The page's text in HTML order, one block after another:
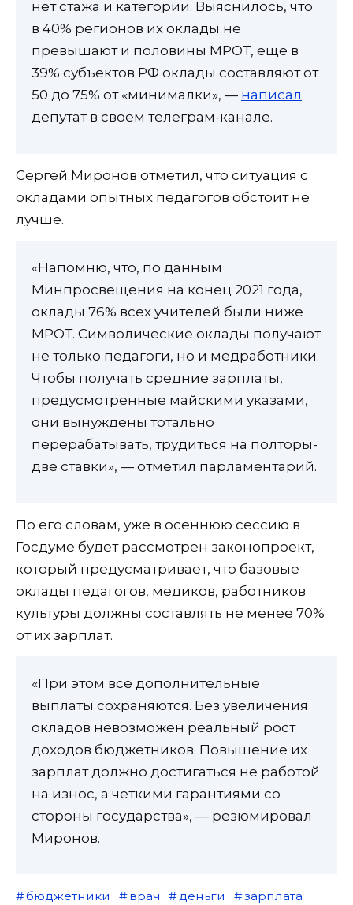
нет стажа и категории. Выяснилось, что
в 40% регионов их оклады не
превышают и половины МРОТ, еще в
39% субъектов РФ оклады составляют от
50 до 75% от «минималки», — написал
депутат в своем телеграм-канале.
Сергей Миронов отметил, что ситуация с
окладами опытных педагогов обстоит не
лучше.
«Напомню, что, по данным
Минпросвещения на конец 2021 года,
оклады 76% всех учителей были ниже
МРОТ. Символические оклады получают
не только педагоги, но и медработники.
Чтобы получать средние зарплаты,
предусмотренные майскими указами,
они вынуждены тотально
перерабатывать, трудиться на полторы-
две ставки», — отметил парламентарий.
По его словам, уже в осеннюю сессию в
Госдуме будет рассмотрен законопроект,
который предусматривает, что базовые
оклады педагогов, медиков, работников
культуры должны составлять не менее 70%
от их зарплат.
«При этом все дополнительные
выплаты сохраняются. Без увеличения
окладов невозможен реальный рост
доходов бюджетников. Повышение их
зарплат должно достигаться не работой
на износ, а четкими гарантиями со
стороны государства», — резюмировал
Миронов.
бюджетники врач деньги
зарплата